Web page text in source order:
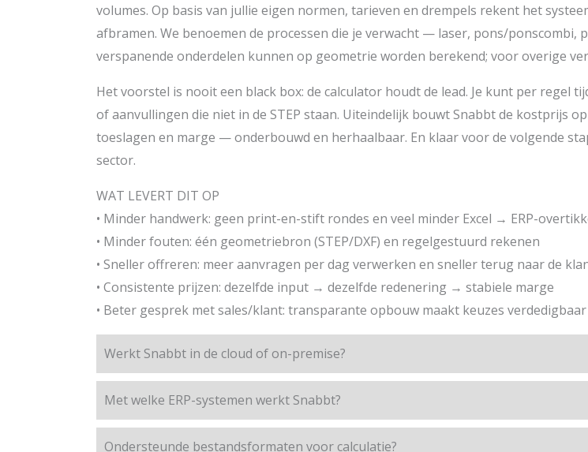
volumes. Op basis van jullie eigen normen, tarieven en drempels rekent het
afbramen. We benoemen de processen die je verwacht — laser, pons/ponscombi,
verspanende onderdelen kunnen op geometrie worden berekend; voor overige
Het voorstel is nooit een black box: de calculator houdt de lead. Je kunt per regel
of aanvullingen die niet in de STEP staan. Uiteindelijk bouwt Snabbt de kostprijs
toeslagen en marge — onderbouwd en herhaalbaar. En klaar voor de volgende
sector.
WAT LEVERT DIT OP
• Minder handwerk: geen print-en-stift rondes en veel minder Excel → ERP-
• Minder fouten: één geometriebron (STEP/DXF) en regelgestuurd rekenen
• Sneller offreren: meer aanvragen per dag verwerken en sneller terug naar de
• Consistente prijzen: dezelfde input → dezelfde redenering → stabiele marge
• Beter gesprek met sales/klant: transparante opbouw maakt keuzes verdedigbaar
Werkt Snabbt in de cloud of on-premise?
Met welke ERP-systemen werkt Snabbt?
Ondersteunde bestandsformaten voor calculatie?